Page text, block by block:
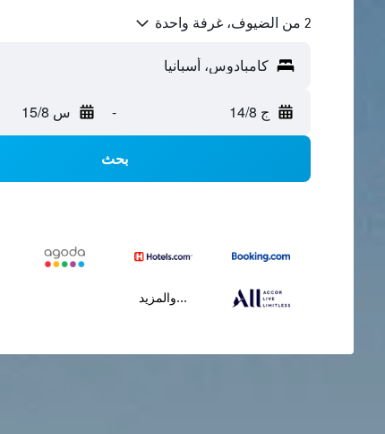
2 من الضيوف، غرفة واحدة
ج 14/8 - س 15/8
بحث
...والمزيد